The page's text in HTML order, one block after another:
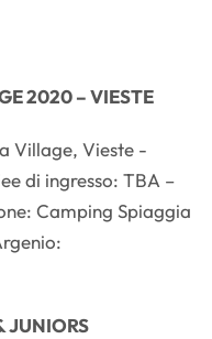
2020 – VIESTE
Village, Vieste -
di ingresso: TBA –
Camping Spiaggia
JUNIORS